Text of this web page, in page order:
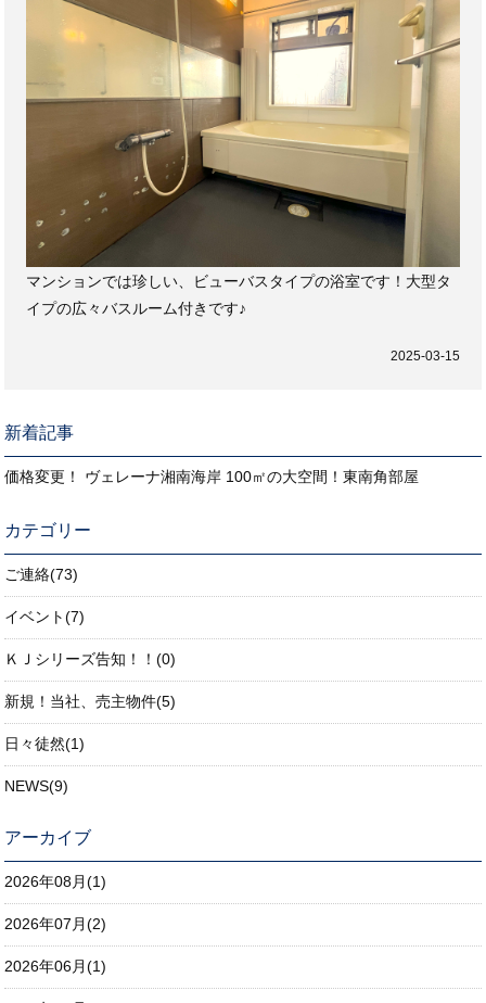
マンションでは珍しい、ビューバスタイプの浴室です！大型タ
イプの広々バスルーム付きです♪
2025-03-15
新着記事
価格変更！ ヴェレーナ湘南海岸 100㎡の大空間！東南角部屋
カテゴリー
ご連絡(73)
イベント(7)
ＫＪシリーズ告知！！(0)
新規！当社、売主物件(5)
日々徒然(1)
NEWS(9)
アーカイブ
2026年08月(1)
2026年07月(2)
2026年06月(1)